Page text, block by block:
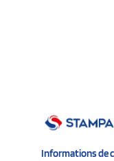
Informations de